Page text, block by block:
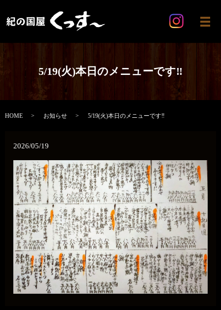
メ
5/19(火)本日のメニューです‼️
HOME お知らせ 5/19(火)本日のメニューです‼️
2026/05/19